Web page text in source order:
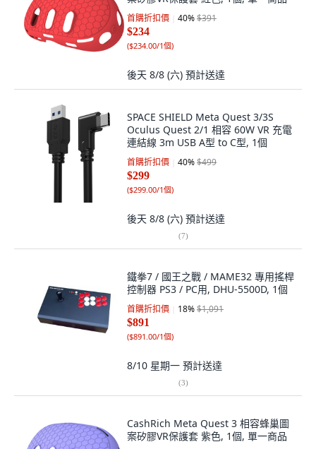
首購折扣價 40%$391
$234
($234.00/1個)
後天 8/8 (六) 預計送達
SPACE SHIELD Meta Quest 3/3S
Oculus Quest 2/1 相容 60W VR 充電
連結線 3m USB A型 to C型, 1個
首購折扣價 40%$499
$299
($299.00/1個)
後天 8/8 (六) 預計送達
(7)
鐵拳7 / 國王之戰 / MAME32 專用搖桿
控制器 PS3 / PC用, DHU-5500D, 1個
首購折扣價 18%$1,091
$891
($891.00/1個)
8/10 星期一 預計送達
(3)
CashRich Meta Quest 3 相容蜂巢圖
案矽膠VR保護套 紫色, 1個, 單一商品